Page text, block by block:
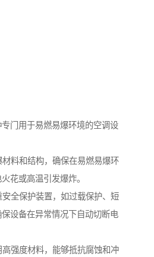
门用于易燃易爆环境的空调设
料和结构，确保在易燃易爆环
花或高温引发爆炸。
全保护装置，如过载保护、短
设备在异常情况下自动切断电
强度材料，能够抵抗腐蚀和冲